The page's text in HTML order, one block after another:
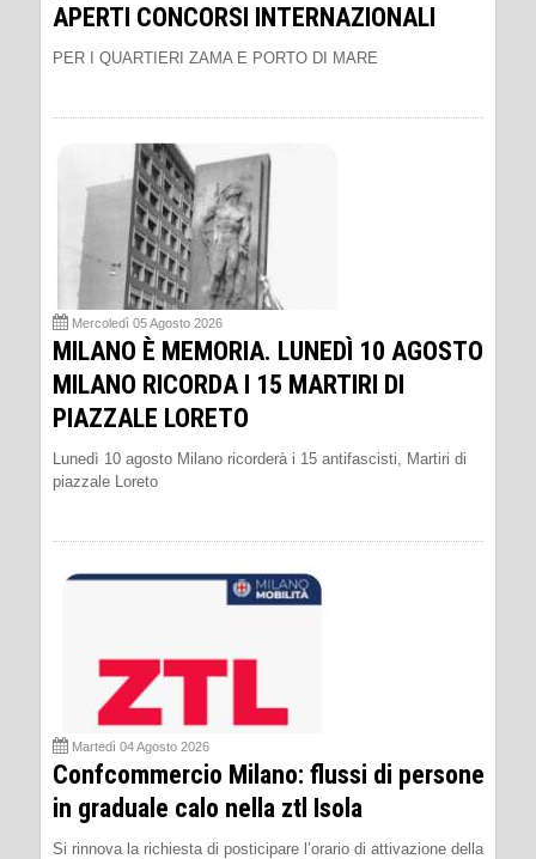
APERTI CONCORSI INTERNAZIONALI
PER I QUARTIERI ZAMA E PORTO DI MARE
Mercoledì 05 Agosto 2026
MILANO È MEMORIA. LUNEDÌ 10 AGOSTO
MILANO RICORDA I 15 MARTIRI DI
PIAZZALE LORETO
Lunedì 10 agosto Milano ricorderà i 15 antifascisti, Martiri di
piazzale Loreto
Martedì 04 Agosto 2026
Confcommercio Milano: flussi di persone
in graduale calo nella ztl Isola
Si rinnova la richiesta di posticipare l’orario di attivazione della